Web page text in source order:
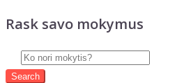
Rask savo mokymus